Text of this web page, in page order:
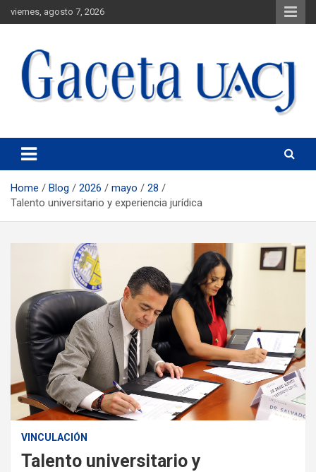
viernes, agosto 7, 2026
Gaceta UACJ
Home Blog 2026 mayo
28
Talento universitario y experiencia jurídica
VINCULACIÓN
Talento universitario y